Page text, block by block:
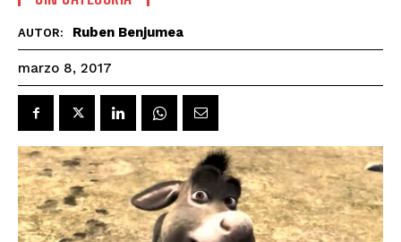
AUTOR: Ruben Benjumea
marzo 8, 2017